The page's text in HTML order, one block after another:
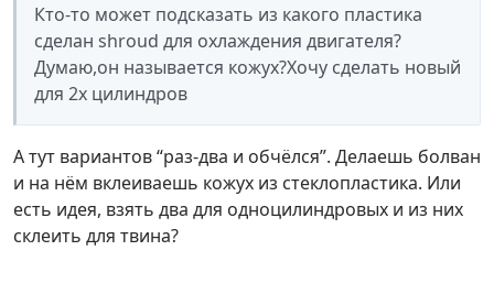
Кто-то может подсказать из какого пластика
сделан shroud для охлаждения двигателя?
Думаю,он называется кожух?Хочу сделать новый
для 2х цилиндров
А тут вариантов “раз-два и обчёлся”. Делаешь болван
и на нём вклеиваешь кожух из стеклопластика. Или
есть идея, взять два для одноцилиндровых и из них
склеить для твина?